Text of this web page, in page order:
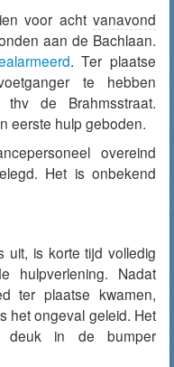
voor achtvanavond
aan de Bachlaan.
. Ter plaatse
te hebben
de Brahmsstraat.
eerste hulp geboden.
overeind
Het is onbekend
uit, is korte tijd volledig
hulpverlening. Nadat
ter plaatse kwamen,
het ongeval geleid. Het
deuk in de bumper